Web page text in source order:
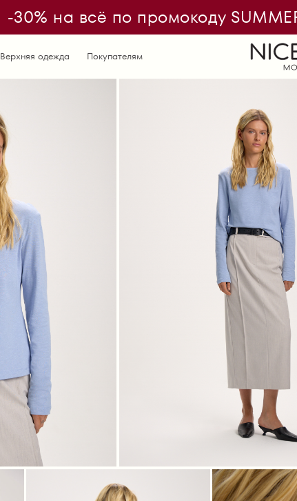
-30% на всё по промокоду
Верхняя одежда Покупателям